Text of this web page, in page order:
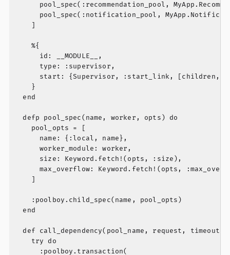
pool_spec(:recommendation_pool,
pool_spec(:notification_pool,
    ]
    %{
      id: __MODULE__,
      type: :supervisor,
start: {Supervisor, :start_link, [children,
    }
  end
  defp pool_spec(name, worker, opts) do
    pool_opts = [
      name: {:local, name},
      worker_module: worker,
      size: Keyword.fetch!(opts, :size),
max_overflow: Keyword.fetch!(opts,
    ]
    :poolboy.child_spec(name, pool_opts)
  end
def call_dependency(pool_name, request, timeout
    try do
      :poolboy.transaction(